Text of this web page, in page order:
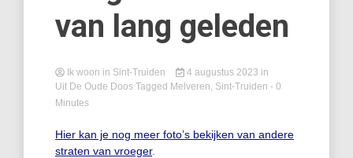
van lang geleden
Ik woon in Sint-Truiden 4 augustus 2023 in
Uit De Oude Doos Tagged Melveren, Sint-Truiden - 0
Minutes
Hier kan je nog meer foto’s bekijken van andere
straten van vroeger.